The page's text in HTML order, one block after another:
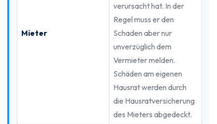
Mieter
verursacht hat. In der
Regel muss er den
Schaden aber nur
unverzüglich dem
Vermieter melden.
Schäden am eigenen
Hausrat werden durch
die Hausratversicherung
des Mieters abgedeckt.